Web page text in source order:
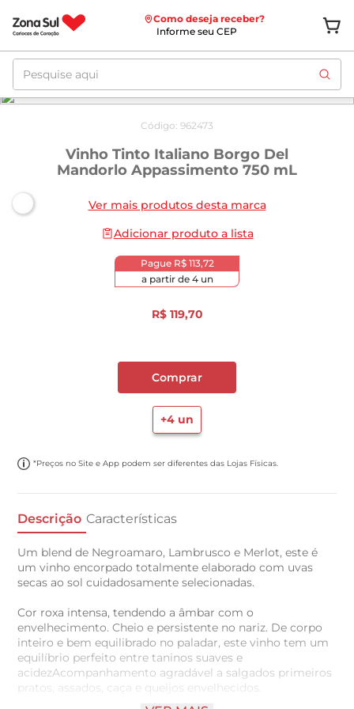
Como deseja receber?
Informe seu CEP
Pesquise aqui
Código: 962473
Vinho Tinto Italiano Borgo Del
Mandorlo Appassimento 750 mL
Ver mais produtos desta marca
Adicionar produto a lista
Pague R$ 113,72
a partir de 4un
R$ 119,70
Comprar
+4 un
*Preços no Site e App podem ser diferentes das Lojas Físicas.
Descrição Características
Um blend de Negroamaro, Lambrusco e Merlot, este é
um vinho encorpado totalmente elaborado com uvas
secas ao sol cuidadosamente selecionadas.
Cor roxa intensa, tendendo a âmbar com o
envelhecimento. Cheio e persistente no nariz. De corpo
inteiro e bem equilibrado no paladar, este vinho tem um
equilíbrio perfeito entre taninos suaves e
acidezAcompanhamento agradável a salgados primeiros
pratos, assados, caça e queijos envelhecidos.